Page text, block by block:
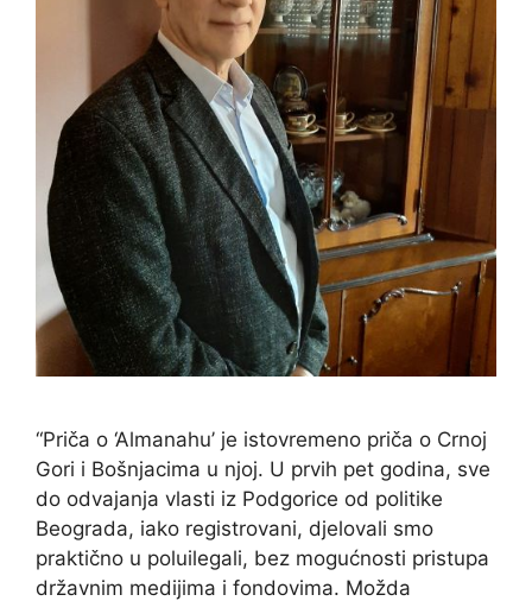
“Priča o ‘Almanahu’ je istovremeno priča o Crnoj
Gori i Bošnjacima u njoj. U prvih pet godina, sve
do odvajanja vlasti iz Podgorice od politike
Beograda, iako registrovani, djelovali smo
praktično u poluilegali, bez mogućnosti pristupa
državnim medijima i fondovima. Možda